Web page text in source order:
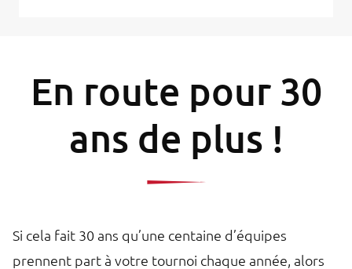
En route pour 30
ans de plus !
Si cela fait 30 ans qu’une centaine d’équipes
prennent part à votre tournoi chaque année, alors